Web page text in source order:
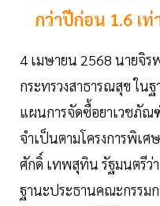
กว่าปีก่อน 1.6 เท่
4 เมษายน 2568 นายจิร
กระทรวงสาธารณสุข ใน
แผนการจัดซื้อยาเวชภั
จำเป็นตามโครงการพิเศ
ศักดิ์ เทพสุทิน รัฐมนตรีว่
ฐานะประธานคณะกรรม